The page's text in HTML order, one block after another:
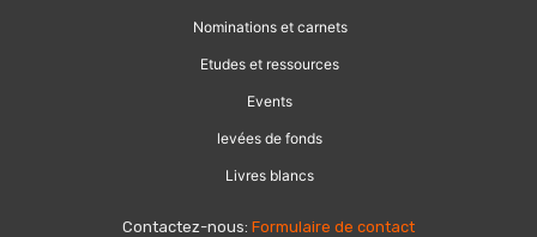
Nominations et carnets
Etudes et ressources
Events
levées de fonds
Livres blancs
Contactez-nous: Formulaire de contact